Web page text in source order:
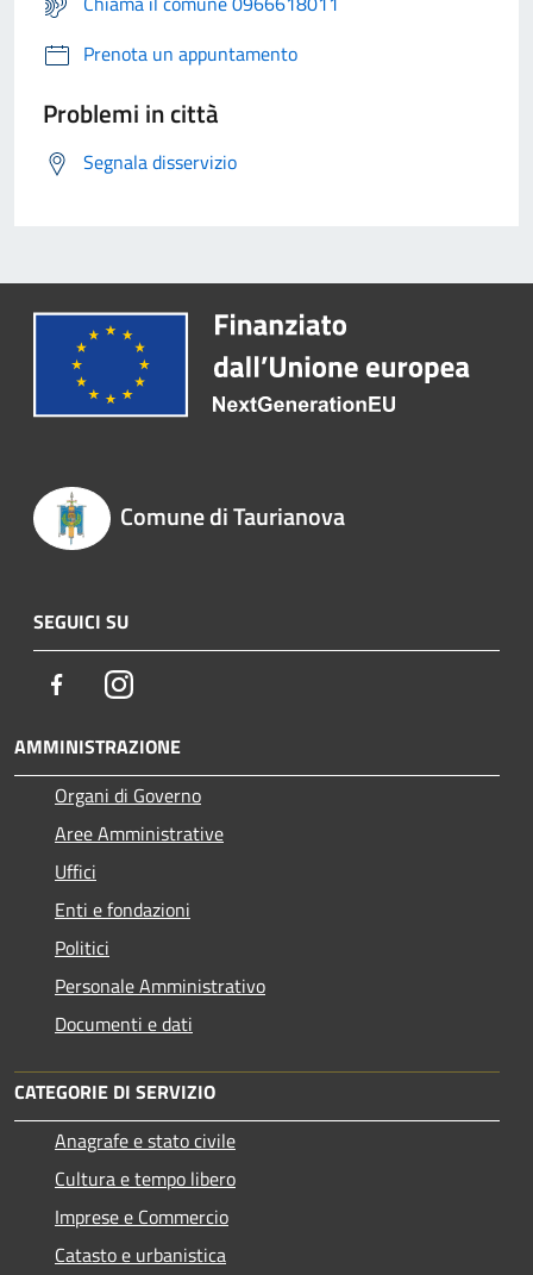
Prenota un appuntamento
Problemi in città
Segnala disservizio
Comune di Taurianova
SEGUICI SU
FacebookInstagram
AMMINISTRAZIONE
Organi di Governo
Aree Amministrative
Uffici
Enti e fondazioni
Politici
Personale Amministrativo
Documenti e dati
CATEGORIE DI SERVIZIO
Anagrafe e stato civile
Cultura e tempo libero
Imprese e Commercio
Catasto e urbanistica